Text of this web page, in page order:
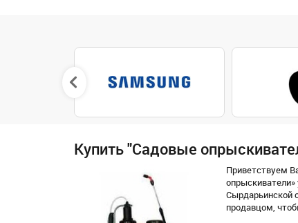
Купить "Садовые
Приветствуем
Сырдарьинской
продавцом,